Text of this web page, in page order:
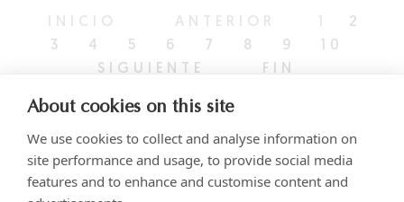
INICIO ANTERIOR
2
3
4 5 6 7 8 9
10
SIGUIENTE
FIN
About cookies on this site
We use cookies to collect and analyse information on
site performance and usage, to provide social media
features and to enhance and customise content and